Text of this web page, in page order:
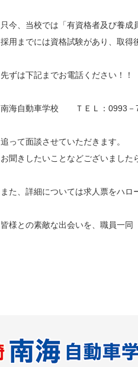
只今、当校では「有資格者及び養成
採用までには資格試験があり、取得
先ずは下記までお電話ください！！
南海自動車学校 ＴＥＬ：0993－
追って面談させていただきます。
お聞きしたいことなどございました
また、詳細については求人票をハロ
皆様との素敵な出会いを、職員一